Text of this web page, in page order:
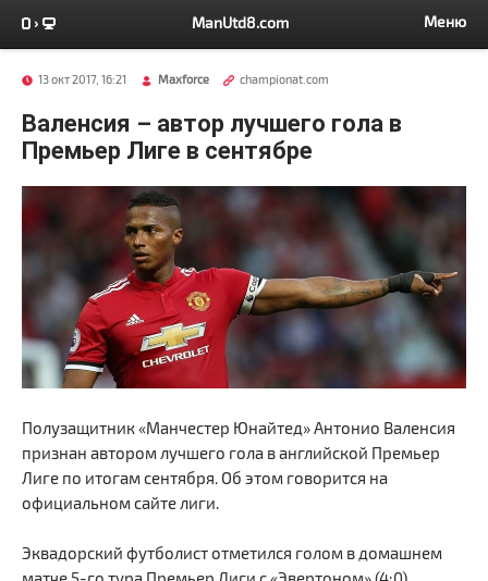
ManUtd8.com Меню
13 окт 2017, 16:21 Maxforce championat.com
Валенсия – автор лучшего гола в
Премьер Лиге в сентябре
Полузащитник «Манчестер Юнайтед» Антонио Валенсия
признан автором лучшего гола в английской Премьер
Лиге по итогам сентября. Об этом говорится на
официальном сайте лиги.
Эквадорский футболист отметился голом в домашнем